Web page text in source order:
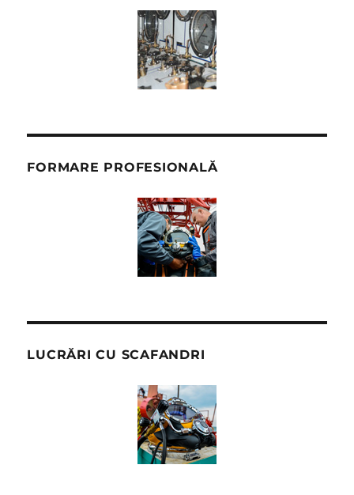
FORMARE PROFESIONALĂ
LUCRĂRI CU SCAFANDRI